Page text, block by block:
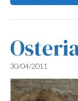
30/04/2011